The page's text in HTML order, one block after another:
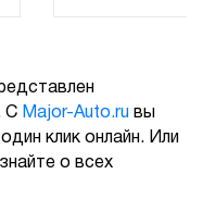
С Major-Auto.ru вы
клик онлайн. Или
о всех